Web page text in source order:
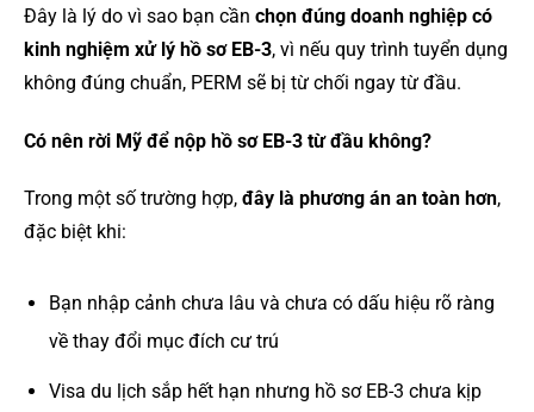
Đây là lý do vì sao bạn cần chọn đúng doanh nghiệp có
kinh nghiệm xử lý hồ sơ EB-3, vì nếu quy trình tuyển dụng
không đúng chuẩn, PERM sẽ bị từ chối ngay từ đầu.
Có nên rời Mỹ để nộp hồ sơ EB-3 từ đầu không?
Trong một số trường hợp, đây là phương án an toàn hơn,
đặc biệt khi:
Bạn nhập cảnh chưa lâu và chưa có dấu hiệu rõ ràng
về thay đổi mục đích cư trú
Visa du lịch sắp hết hạn nhưng hồ sơ EB-3 chưa kịp